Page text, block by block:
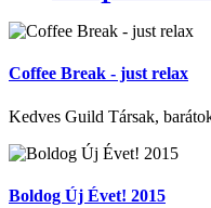
Coffee Break - just relax
Kedves Guild Társak,
Boldog Új Évet! 2015